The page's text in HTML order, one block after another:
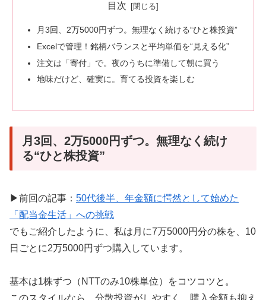
目次
月3回、2万5000円ずつ。無理なく続ける“ひと株投資”
Excelで管理！銘柄バランスと平均単価を“見える化”
注文は「寄付」で。夜のうちに準備して朝に買う
地味だけど、確実に。育てる投資を楽しむ
月3回、2万5000円ずつ。無理なく続け
る“ひと株投資”
▶前回の記事： 50代後半、年金額に愕然として始めた
「配当金生活」への挑戦
でもご紹介したように、私は月に7万5000円分の株を、10
日ごとに2万5000円ずつ購入しています。
基本は1株ずつ（NTTのみ10株単位）をコツコツと。